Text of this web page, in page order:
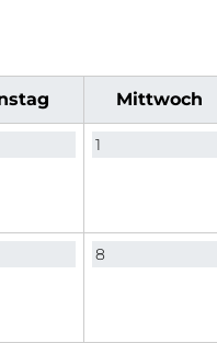
Mittwoch
1
8